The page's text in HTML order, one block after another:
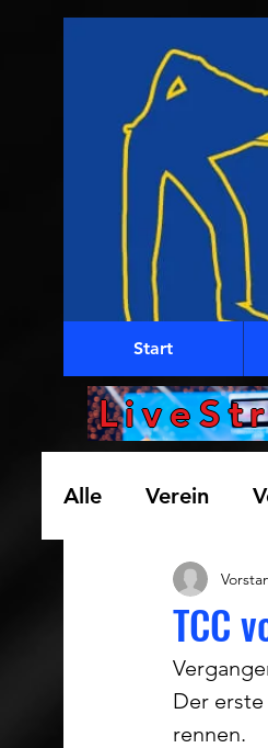
Start
Alle Verein
Landesliga
Kreisliga Pool
TCC
Der
rennen.